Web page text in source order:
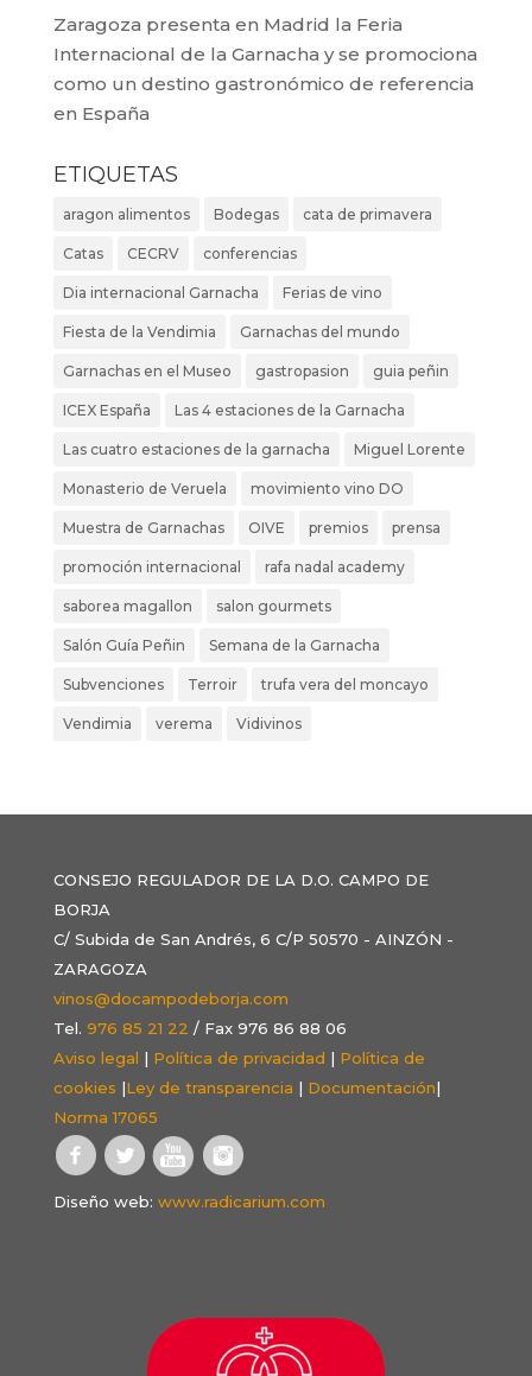
Zaragoza presenta en Madrid la Feria
Internacional de la Garnacha y se promociona
como un destino gastronómico de referencia
en España
ETIQUETAS
aragon alimentos Bodegas cata de primavera
Catas CECRV conferencias
Dia internacional Garnacha Ferias de vino
Fiesta de la Vendimia Garnachas del mundo
Garnachas en el Museo gastropasion guia peñin
ICEX España Las 4 estaciones de la Garnacha
Las cuatro estaciones de la garnacha Miguel Lorente
Monasterio de Veruela movimiento vino DO
Muestra de Garnachas OIVE premios prensa
promoción internacional rafa nadal academy
saborea magallon salon gourmets
Salón Guía Peñin Semana de la Garnacha
Subvenciones Terroir trufa vera del moncayo
Vendimia verema Vidivinos
CONSEJO REGULADOR DE LA D.O. CAMPO DE
BORJA
C/ Subida de San Andrés, 6 C/P 50570 - AINZÓN -
ZARAGOZA
vinos@docampodeborja.com
Tel. 976 85 21 22 / Fax 976 86 88 06
Aviso legal | Política de privacidad | Política de
cookies |Ley de transparencia | Documentación|
Norma 17065
Diseño web: www.radicarium.com